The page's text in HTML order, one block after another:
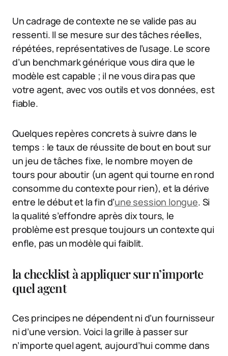
Un cadrage de contexte ne se valide pas au
ressenti. Il se mesure sur des tâches réelles,
répétées, représentatives de l’usage. Le score
d’un benchmark générique vous dira que le
modèle est capable ; il ne vous dira pas que
votre agent, avec vos outils et vos données, est
fiable.
Quelques repères concrets à suivre dans le
temps : le taux de réussite de bout en bout sur
un jeu de tâches fixe, le nombre moyen de
tours pour aboutir (un agent qui tourne en rond
consomme du contexte pour rien), et la dérive
entre le début et la fin d’une session longue. Si
la qualité s’effondre après dix tours, le
problème est presque toujours un contexte qui
enfle, pas un modèle qui faiblit.
la checklist à appliquer sur n’importe
quel agent
Ces principes ne dépendent ni d’un fournisseur
ni d’une version. Voici la grille à passer sur
n’importe quel agent, aujourd’hui comme dans